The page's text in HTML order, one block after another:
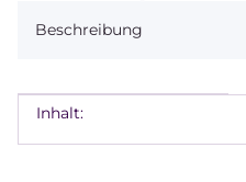
Beschreibung
Produkteigenschaft
Wert
Inhalt: